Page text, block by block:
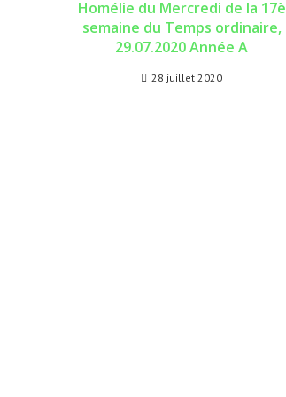
Homélie du Mercredi de la 17è
semaine du Temps ordinaire,
29.07.2020 Année A
28 juillet 2020